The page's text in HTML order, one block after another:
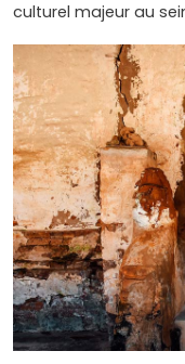
culturel majeur au